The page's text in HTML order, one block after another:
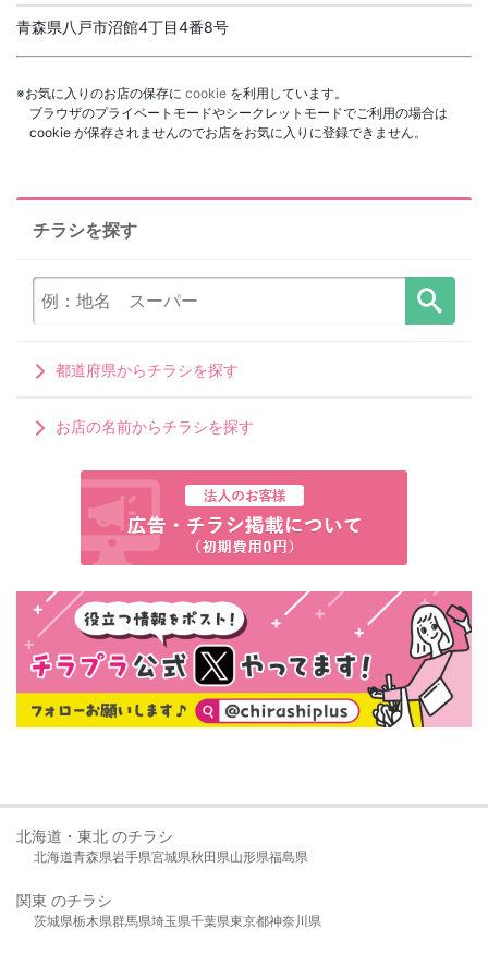
青森県八戸市沼館4丁目4番8号
※お気に入りのお店の保存に cookie を利用しています。
ブラウザのプライベートモードやシークレットモードでご利用の場合は
cookie が保存されませんのでお店をお気に入りに登録できません。
チラシを探す
都道府県からチラシを探す
お店の名前からチラシを探す
北海道・東北 のチラシ
北海道青森県岩手県宮城県秋田県山形県福島県
関東 のチラシ
茨城県栃木県群馬県埼玉県千葉県東京都神奈川県